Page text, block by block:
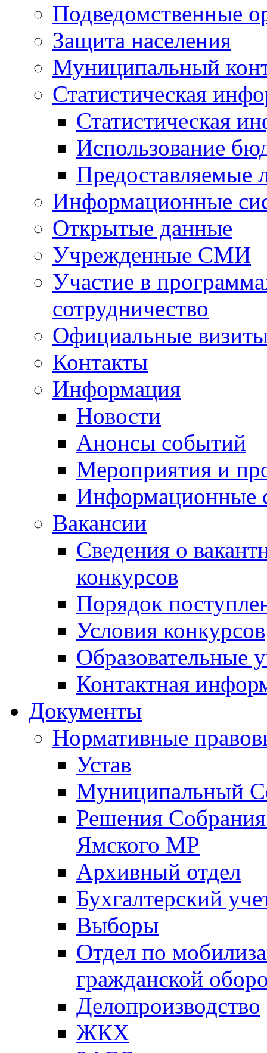
Подведомственные
Защита населения
Муниципальный
Статистическая
Статистическая
Использование
Предоставляемые
Информационные
Открытые данные
Учрежденные СМИ
Участие в
сотрудничество
Официальные
Контакты
Информация
Новости
Анонсы событий
Мероприятия и
Информационные
Вакансии
Сведения о
конкурсов
Порядок
Условия конкурсов
Образовательные
Контактная
Документы
Нормативные
Устав
Муниципальный
Решения
Ямского МР
Архивный отдел
Бухгалтерский
Выборы
Отдел по
гражданской
Делопроизводство
ЖКХ